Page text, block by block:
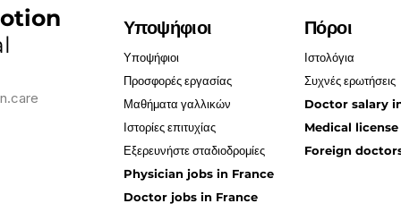
Υποψήφιοι
Υποψήφιοι
Προσφορές εργασίας
Μαθήματα γαλλικών
Ιστορίες επιτυχίας
Εξερευνήστε σταδιοδρομίες
Physician jobs in France
Doctor jobs in France
Πόροι
Ιστολόγια
Συχνές ερωτήσεις
Doctor salary
Medical
Foreign